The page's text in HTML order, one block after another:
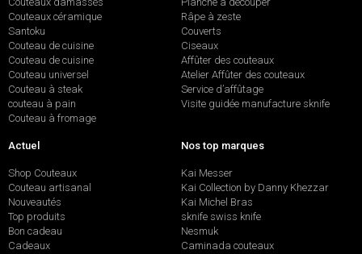
Couteaux céramique
Santoku
Couteau de cuisine
Couteau de cuisine
Couteau universel
Couteau à steak
couteau à pain
Couteau à fromage
Râpe à zeste
Couverts
Ciseaux
Affûter des couteaux
Atelier Affûter des couteaux
Service d’affûtage
Visite guidée manufacture sknife
Actuel
Shop Couteaux
Couteau artisanal
Nouveautés
Top produits
Bon cadeau
Cadeaux
Nos top marques
Kai Messer
Kai Collection by Danny Khezzar
Kai Michel Bras
sknife swiss knife
Nesmuk
Caminada couteaux